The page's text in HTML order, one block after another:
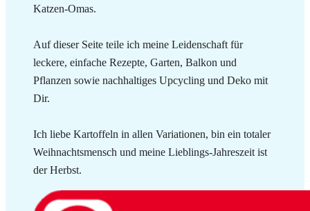
Katzen-Omas.
Auf dieser Seite teile ich meine Leidenschaft für
leckere, einfache Rezepte, Garten, Balkon und
Pflanzen sowie nachhaltiges Upcycling und Deko mit
Dir.
Ich liebe Kartoffeln in allen Variationen, bin ein totaler
Weihnachtsmensch und meine Lieblings-Jahreszeit ist
der Herbst.